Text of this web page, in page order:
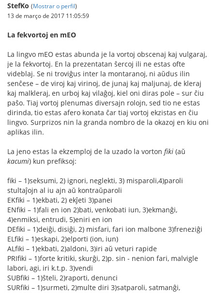
StefKo (Mostrar o perfil)
13 de março de 2017 11:05:59
La fekvortoj en mEO
La lingvo mEO estas abunda je la vortoj obscenaj kaj vulgaraj,
je la fekvortoj. En la prezentatan ŝercoj ili ne estas ofte
videblaj. Se ni troviĝus inter la montaranoj, ni aŭdus ilin
senĉese – de viroj kaj virinoj, de junaj kaj maljunaj, de kleraj
kaj malkleraj, en urboj kaj vilaĝoj, kiel oni diras pole – sur ĉiu
paŝo. Tiaj vortoj plenumas diversajn rolojn, sed tio ne estas
dirinda, tio estas afero konata ĉar tiaj vortoj ekzistas en ĉiu
lingvo. Surprizos nin la granda nombro de la okazoj en kiu oni
aplikas ilin.
La jeno estas la ekzemploj de la uzado la vorton fiki (aŭ
kacumi) kun prefiksoj:
fiki – 1)seksumi, 2) ignori, neglekti, 3) misparoli,4)paroli
stultaĵojn al iu ajn aŭ kontraŭparoli
EKfiki – 1)ekbati, 2) ekĵeti 3)panei
ENfiki – 1)fali en ion 2)bati, venkobati iun, 3)ekmanĝi,
4)enmiksi, entrudi, 5)eniri en ion
DEfiki – 1)deiĝi, disiĝi, 2) misfari, fari ion malbone 3)freneziĝi
ELfiki – 1)eskapi, 2)elporti (ion, iun)
ALfiki – 1)ekbati, 2)aldoni, 3)iri aŭ veturi rapide
PRIfiki – 1)forte kritiki, skurĝi, 2)p. sin - nenion fari, malvigle
labori, agi, iri k.t.p. 3)vendi
SUBfiki – 1)ŝteli, 2)raporti, denunci
SURfiki – 1)surmeti, 2)multe diri 3)satparoli, satmanĝi,